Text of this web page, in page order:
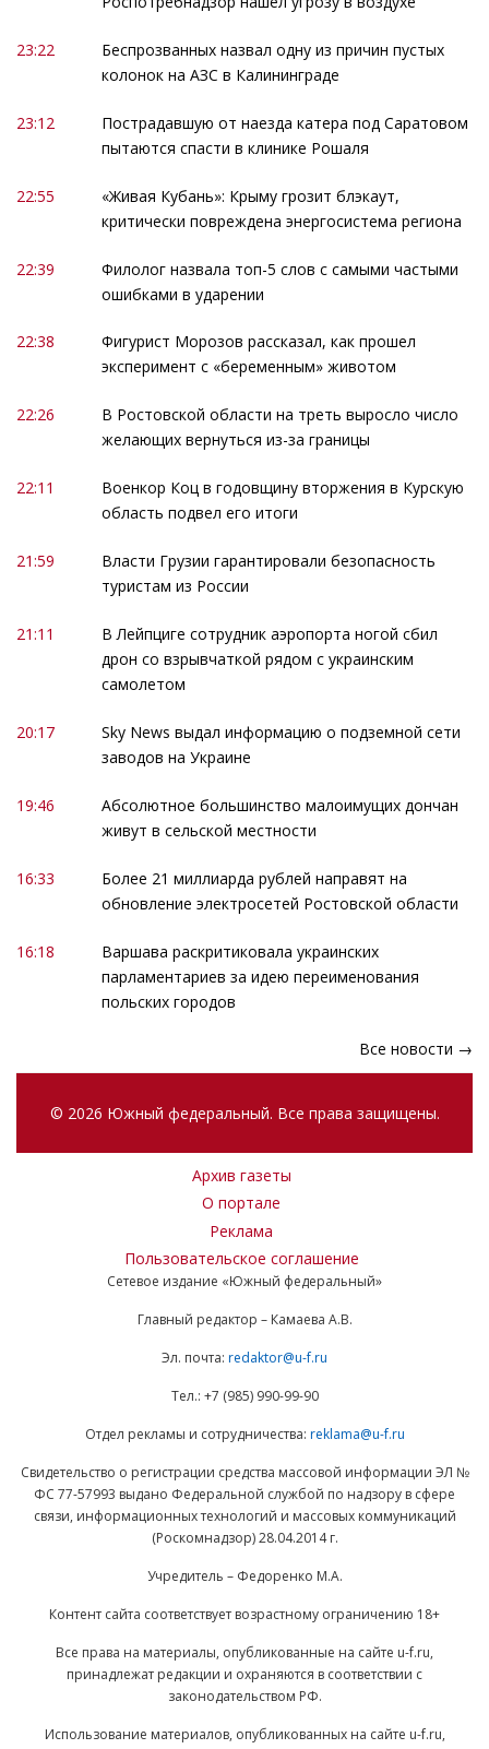
23:22
Беспрозванных назвал одну из причин пустых
колонок на АЗС в Калининграде
23:12
Пострадавшую от наезда катера под Саратовом
пытаются спасти в клинике Рошаля
22:55
«Живая Кубань»: Крыму грозит блэкаут,
критически повреждена энергосистема региона
22:39
Филолог назвала топ-5 слов с самыми частыми
ошибками в ударении
22:38
Фигурист Морозов рассказал, как прошел
эксперимент с «беременным» животом
22:26
В Ростовской области на треть выросло число
желающих вернуться из-за границы
22:11
Военкор Коц в годовщину вторжения в Курскую
область подвел его итоги
21:59
Власти Грузии гарантировали безопасность
туристам из России
21:11
В Лейпциге сотрудник аэропорта ногой сбил
дрон со взрывчаткой рядом с украинским
самолетом
20:17
Sky News выдал информацию о подземной сети
заводов на Украине
19:46
Абсолютное большинство малоимущих дончан
живут в сельской местности
16:33
Более 21 миллиарда рублей направят на
обновление электросетей Ростовской области
16:18
Варшава раскритиковала украинских
парламентариев за идею переименования
польских городов
Все новости →
© 2026 Южный федеральный. Все права защищены.
Архив газеты
О портале
Реклама
Пользовательское соглашение
Сетевое издание «Южный федеральный»
Главный редактор – Камаева А.В.
Эл. почта: redaktor@u-f.ru
Тел.: +7 (985) 990-99-90
Отдел рекламы и сотрудничества: reklama@u-f.ru
Свидетельство о регистрации средства массовой информации ЭЛ №
ФС 77-57993 выдано Федеральной службой по надзору в сфере
связи, информационных технологий и массовых коммуникаций
(Роскомнадзор) 28.04.2014 г.
Учредитель – Федоренко М.А.
Контент сайта соответствует возрастному ограничению 18+
Все права на материалы, опубликованные на сайте u-f.ru,
принадлежат редакции и охраняются в соответствии с
законодательством РФ.
Использование материалов, опубликованных на сайте u-f.ru,